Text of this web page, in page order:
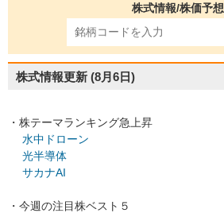
株式情報/株価予想
株式情報更新 (8月6日)
・株テーマランキング急上昇
水中ドローン
光半導体
サカナAI
・今週の注目株ベスト５